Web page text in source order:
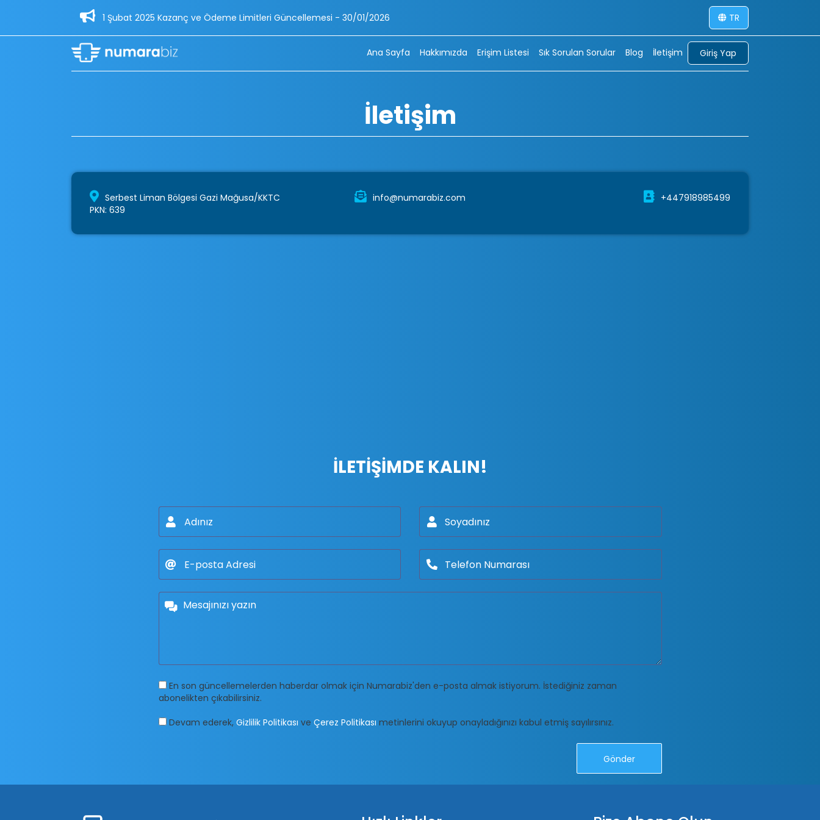
1 Şubat 2025 Kazanç ve Ödeme Limitleri Güncellemesi - 30/01/2026 TR
Ana Sayfa Hakkımızda Erişim Listesi Sık Sorulan Sorular Blog İletişim Giriş Yap
İletişim
Serbest Liman Bölgesi Gazi Mağusa/KKTC
PKN: 639
info@numarabiz.com +447918985499
İLETIŞIMDE KALIN!
En son güncellemelerden haberdar olmak için Numarabiz'den e-posta almak istiyorum. İstediğiniz zaman
abonelikten çıkabilirsiniz.
Devam ederek, Gizlilik Politikası ve Çerez Politikası metinlerini okuyup onayladığınızı kabul etmiş sayılırsınız.
Gönder